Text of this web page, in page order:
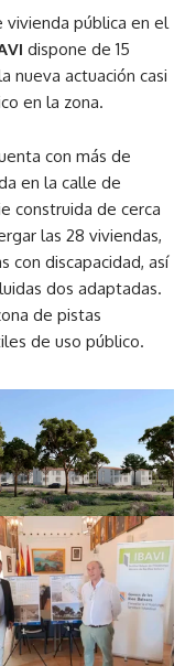
pública en el
dispone de 15
nueva actuación casi
en la zona.
con más de
en la calle de
construida de cerca
las 28 viviendas,
con discapacidad, así
dos adaptadas.
de pistas
de uso público.